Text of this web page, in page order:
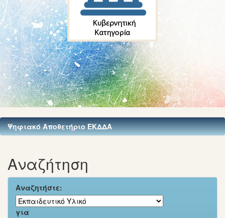
Ψηφιακό Αποθετήριο ΕΚΔΔΑ
Αναζήτηση
Αναζητήστε:
για